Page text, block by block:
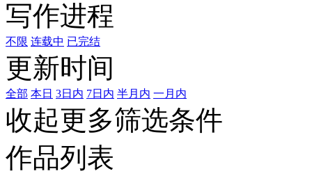
写作进程
不限 连载中 已完结
更新时间
全部 本日 3日内 7日内 半月内 一月内
收起更多筛选条件
作品列表